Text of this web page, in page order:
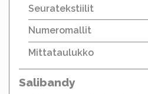
Seuratekstiilit
Numeromallit
Mittataulukko
Salibandy